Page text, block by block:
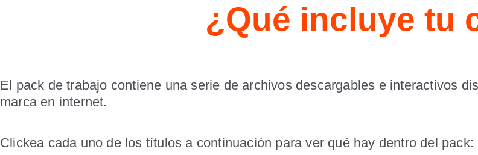
¿Qué incluye tu
El pack de trabajo contiene una serie de archivos descargables e interactivos
marca en internet.
Clickea cada uno de los títulos a continuación para ver qué hay dentro del pack: